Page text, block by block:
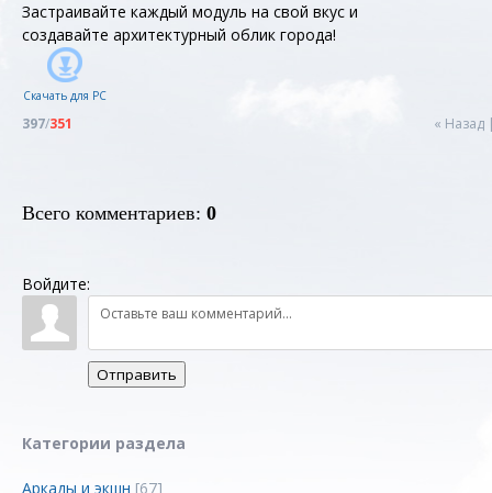
Застраивайте каждый модуль на свой вкус и
создавайте архитектурный облик города!
Скачать для PC
« Назад
397/351
Всего комментариев: 0
Войдите:
Отправить
Категории раздела
Аркады и экшн [67]